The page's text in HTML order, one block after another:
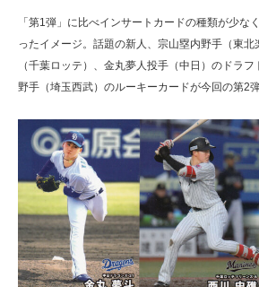
「第1弾」に比べインサートカードの種類が少な
ったイメージ。話題の新人、宗山塁内野手（東
（千葉ロッテ）、金丸夢人投手（中日）のドラ
野手（埼玉西武）のルーキーカードが今回の第2